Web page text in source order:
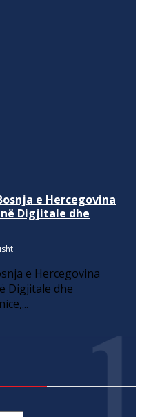
e Hercegovina
Digjitale dhe
e Hercegovina
Digjitale dhe